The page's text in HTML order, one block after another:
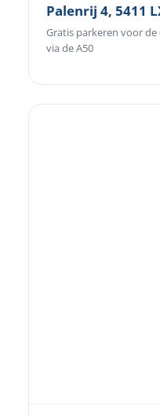
Palenrij 4, 5411
Gratis parkeren voor de
via de A50